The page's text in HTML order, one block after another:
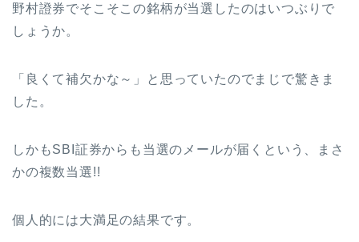
野村證券でそこそこの銘柄が当選したのはいつぶりで
しょうか。
「良くて補欠かな～」と思っていたのでまじで驚きま
した。
しかもSBI証券からも当選のメールが届くという、まさ
かの複数当選!!
個人的には大満足の結果です。